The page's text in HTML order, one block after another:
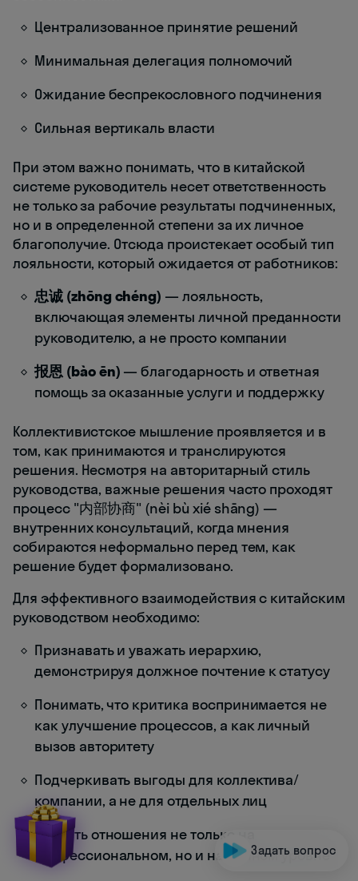
Централизованное принятие решений
Минимальная делегация полномочий
Ожидание беспрекословного подчинения
Сильная вертикаль власти
При этом важно понимать, что в китайской
системе руководитель несет ответственность
не только за рабочие результаты подчиненных,
но и в определенной степени за их личное
благополучие. Отсюда проистекает особый тип
лояльности, который ожидается от работников:
忠诚 (zhōng chéng) — лояльность,
включающая элементы личной преданности
руководителю, а не просто компании
报恩 (bào ēn) — благодарность и ответная
помощь за оказанные услуги и поддержку
Коллективистское мышление проявляется и в
том, как принимаются и транслируются
решения. Несмотря на авторитарный стиль
руководства, важные решения часто проходят
процесс "内部协商" (nèi bù xié shāng) —
внутренних консультаций, когда мнения
собираются неформально перед тем, как
решение будет формализовано.
Для эффективного взаимодействия с китайским
руководством необходимо:
Признавать и уважать иерархию,
демонстрируя должное почтение к статусу
Понимать, что критика воспринимается не
как улучшение процессов, а как личный
вызов авторитету
Подчеркивать выгоды для коллектива/
компании, а не для отдельных лиц
Строить отношения не только на
профессиональном, но и на личном уровне
Задать вопрос